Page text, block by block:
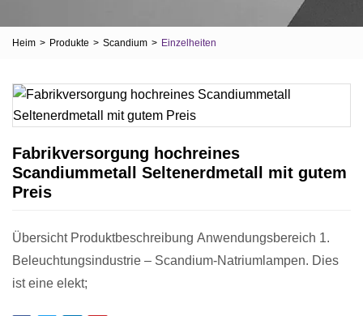
Heim > Produkte > Scandium > Einzelheiten
Fabrikversorgung hochreines
Scandiummetall Seltenerdmetall mit gutem
Preis
Übersicht Produktbeschreibung Anwendungsbereich 1.
Beleuchtungsindustrie – Scandium-Natriumlampen. Dies
ist eine elekt;